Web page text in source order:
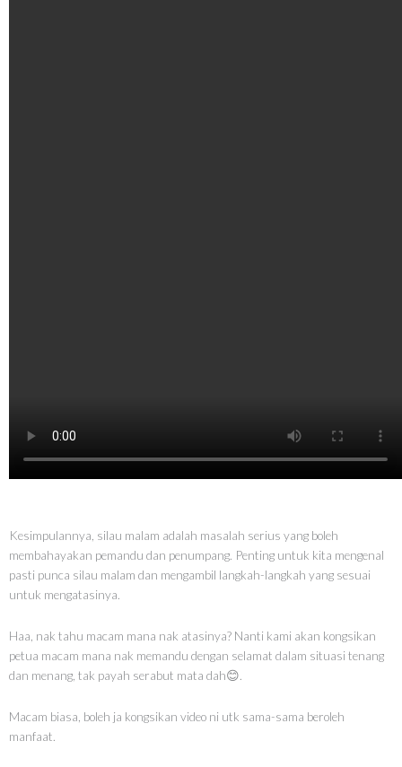
Kesimpulannya, silau malam adalah masalah serius yang boleh
membahayakan pemandu dan penumpang. Penting untuk kita mengenal
pasti punca silau malam dan mengambil langkah-langkah yang sesuai
untuk mengatasinya.
Haa, nak tahu macam mana nak atasinya? Nanti kami akan kongsikan
petua macam mana nak memandu dengan selamat dalam situasi tenang
dan menang, tak payah serabut mata dah😊.
Macam biasa, boleh ja kongsikan video ni utk sama-sama beroleh
manfaat.